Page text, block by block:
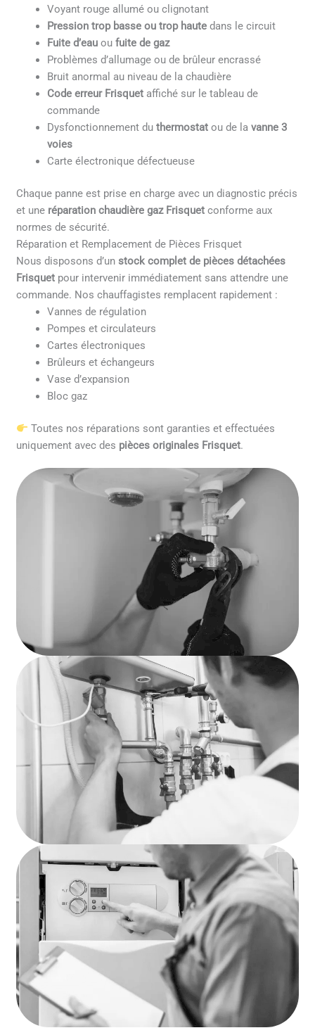
Voyant rouge allumé ou clignotant
Pression trop basse ou trop haute dans le circuit
Fuite d’eau oufuite de gaz
Problèmes d’allumage ou de brûleur encrassé
Bruit anormal au niveau de la chaudière
Code erreur Frisquet affiché sur le tableau de
commande
Dysfonctionnement duthermostat ou de lavanne 3
voies
Carte électronique défectueuse
Chaque panne est prise en charge avec un diagnostic précis
et une réparation chaudière gaz Frisquet conforme aux
normes de sécurité.
Réparation et Remplacement de Pièces Frisquet
Nous disposons d’unstock complet de pièces détachées
Frisquet pour intervenir immédiatement sans attendre une
commande. Nos chauffagistes remplacent rapidement :
Vannes de régulation
Pompes et circulateurs
Cartes électroniques
Brûleurs et échangeurs
Vase d’expansion
Bloc gaz
Toutes nos réparations sont garanties et effectuées
uniquement avec des pièces originales Frisquet.